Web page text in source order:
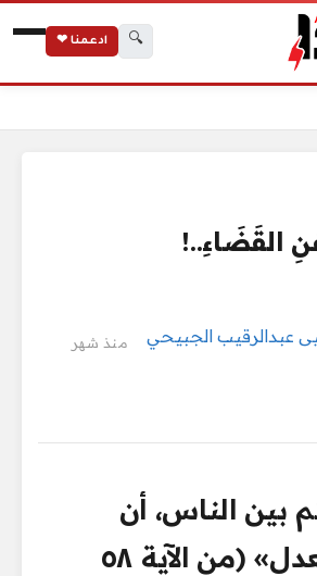
🔍 ادعمنا ❤
القَضَاءِ..!
عبدالرقيب الجبيحي منذ شهر
بين الناس، أن
تحكموا بالعدل» (من الآية ٥٨